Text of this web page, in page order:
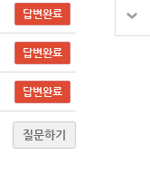
답변완료
답변완료
답변완료
질문하기